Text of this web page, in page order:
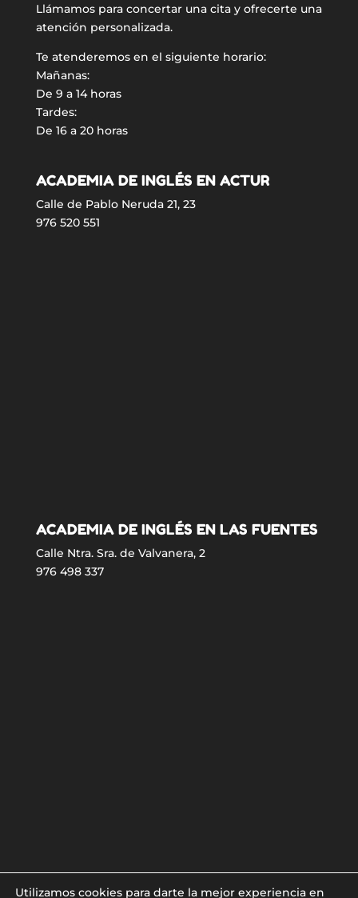
Llámamos para concertar una cita y ofrecerte una
atención personalizada.
Te atenderemos en el siguiente horario:
Mañanas:
De 9 a 14 horas
Tardes:
De 16 a 20 horas
ACADEMIA DE INGLÉS EN ACTUR
Calle de Pablo Neruda 21, 23
976 520 551
ACADEMIA DE INGLÉS EN LAS FUENTES
Calle Ntra. Sra. de Valvanera, 2
976 498 337
Utilizamos cookies para darte la mejor experiencia en